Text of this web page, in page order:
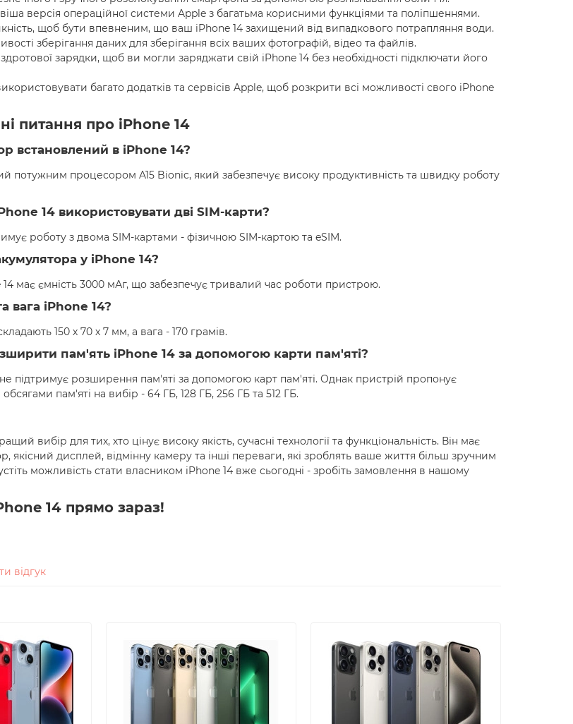
версія операційної системи Apple з багатьма корисними функціями та поліпшеннями.
щоб бути впевненим, що ваш iPhone 14 захищений від випадкового потрапляння води.
зберігання даних для зберігання всіх ваших фотографій, відео та файлів.
зарядки, щоб ви могли заряджати свій iPhone 14 без необхідності підключати його
багато додатків та сервісів Apple, щоб розкрити всі можливості свого iPhone
питання про iPhone 14
встановлений в iPhone 14?
потужним процесором A15 Bionic, який забезпечує високу продуктивність та швидку роботу
14 використовувати дві SIM-карти?
роботу з двома SIM-картами - фізичною SIM-картою та eSIM.
у iPhone 14?
має ємність 3000 мАг, що забезпечує тривалий час роботи пристрою.
вага iPhone 14?
150 х 70 х 7 мм, а вага - 170 грамів.
пам'ять iPhone 14 за допомогою карти пам'яті?
підтримує розширення пам'яті за допомогою карт пам'яті. Однак пристрій пропонує
пам'яті на вибір - 64 ГБ, 128 ГБ, 256 ГБ та 512 ГБ.
вибір для тих, хто цінує високу якість, сучасні технології та функціональність. Він має
якісний дисплей, відмінну камеру та інші переваги, які зроблять ваше життя більш зручним
можливість стати власником iPhone 14 вже сьогодні - зробіть замовлення в нашому
14 прямо зараз!
відгук